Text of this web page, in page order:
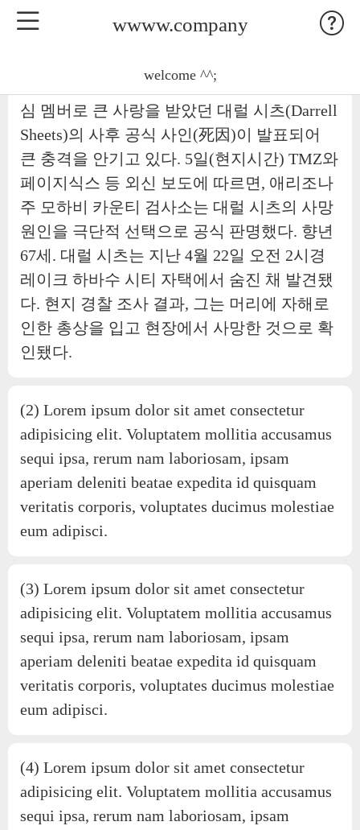
wwww.company
welcome ^^;
wwww.company
프로그램 '스토리지 워즈(Storage Wars)'의 핵
심 멤버로 큰 사랑을 받았던 대럴 시츠(Darrell
Sheets)의 사후 공식 사인(死因)이 발표되어
큰 충격을 안기고 있다. 5일(현지시간) TMZ와
페이지식스 등 외신 보도에 따르면, 애리조나
주 모하비 카운티 검사소는 대럴 시츠의 사망
원인을 극단적 선택으로 공식 판명했다. 향년
67세. 대럴 시츠는 지난 4월 22일 오전 2시경
레이크 하바수 시티 자택에서 숨진 채 발견됐
다. 현지 경찰 조사 결과, 그는 머리에 자해로
인한 총상을 입고 현장에서 사망한 것으로 확
인됐다.
(2) Lorem ipsum dolor sit amet consectetur
adipisicing elit. Voluptatem mollitia accusamus
sequi ipsa, rerum nam laboriosam, ipsam
aperiam deleniti beatae expedita id quisquam
veritatis corporis, voluptates ducimus molestiae
eum adipisci.
(3) Lorem ipsum dolor sit amet consectetur
adipisicing elit. Voluptatem mollitia accusamus
sequi ipsa, rerum nam laboriosam, ipsam
aperiam deleniti beatae expedita id quisquam
veritatis corporis, voluptates ducimus molestiae
eum adipisci.
(4) Lorem ipsum dolor sit amet consectetur
adipisicing elit. Voluptatem mollitia accusamus
sequi ipsa, rerum nam laboriosam, ipsam